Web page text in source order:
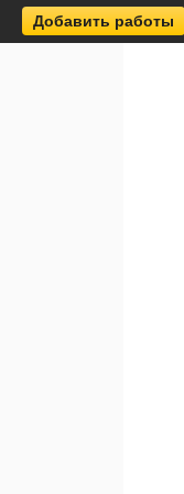
Добавить работы